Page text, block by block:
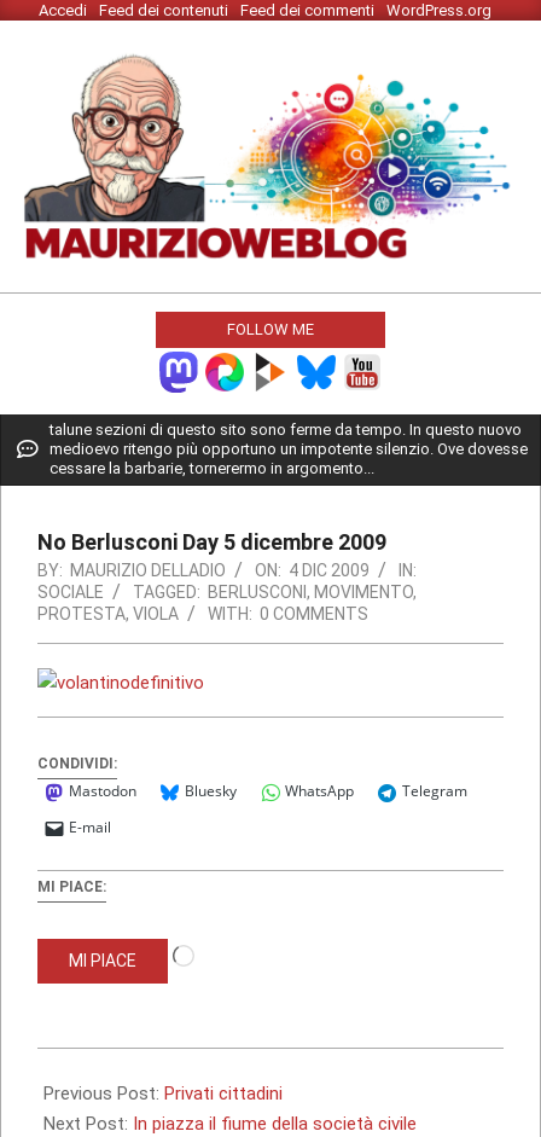
Skip Accedi Feed dei contenuti Feed dei commenti WordPress.org
MAURIZIO
WEBLOG
FOLLOW ME
Primary
Navigation
Menu
talune sezioni di questo sito sono ferme da tempo. In questo nuovo
medioevo ritengo più opportuno un impotente silenzio. Ove dovesse
cessare la barbarie, tornerermo in argomento...
No Berlusconi Day 5 dicembre 2009
BY: MAURIZIO DELLADIO ON: 4 DIC 2009
IN:
SOCIALE
TAGGED: BERLUSCONI, MOVIMENTO,
PROTESTA, VIOLA WITH: 0 COMMENTS
CONDIVIDI:
Mastodon Bluesky WhatsApp
Telegram
E-mail
MI PIACE:
MI PIACE
12-
04
Previous Post: Privati cittadini
Next Post: In piazza il fiume della società civile